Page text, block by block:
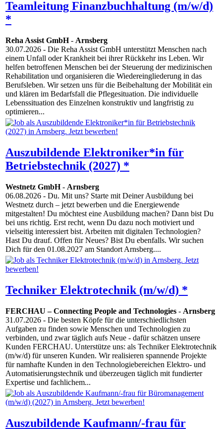
Teamleitung Finanzbuchhaltung (m/w/d)
*
Reha Assist GmbH- Arnsberg
30.07.2026 - Die Reha Assist GmbH unterstützt Menschen nach
einem Unfall oder Krankheit bei ihrer Rückkehr ins Leben. Wir
helfen betroffenen Menschen bei der Steuerung der medizinischen
Rehabilitation und organisieren die Wiedereingliederung in das
Berufsleben. Wir setzen uns für die Beibehaltung der Mobilität ein
und klären im Bedarfsfall die Pflegesituation. Die individuelle
Lebenssituation des Einzelnen konstruktiv und langfristig zu
optimieren...
Auszubildende Elektroniker*in für
Betriebstechnik (2027) *
Westnetz GmbH- Arnsberg
06.08.2026 - Du. Mit uns? Starte mit Deiner Ausbildung bei
Westnetz durch – jetzt bewerben und die Energiewende
mitgestalten! Du möchtest eine Ausbildung machen? Dann bist Du
bei uns richtig. Erst recht, wenn Du dazu noch motiviert und
vielseitig interessiert bist. Arbeiten mit digitalen Technologien?
Hast Du drauf. Offen für Neues? Bist Du ebenfalls. Wir suchen
Dich für den 01.08.2027 am Standort Arnsberg....
Techniker Elektrotechnik (m/w/d) *
FERCHAU – Connecting People and Technologies - Arnsberg
31.07.2026 - Die besten Köpfe für die unterschiedlichsten
Aufgaben zu finden sowie Menschen und Technologien zu
verbinden, und zwar täglich aufs Neue - dafür schätzen unsere
Kunden FERCHAU. Unterstütze uns: als Techniker Elektrotechnik
(m/w/d) für unseren Kunden. Wir realisieren spannende Projekte
für namhafte Kunden in den Technologiebereichen Elektro- und
Automatisierungstechnik und überzeugen täglich mit fundierter
Expertise und fachlichem...
Auszubildende Kaufmann/-frau für